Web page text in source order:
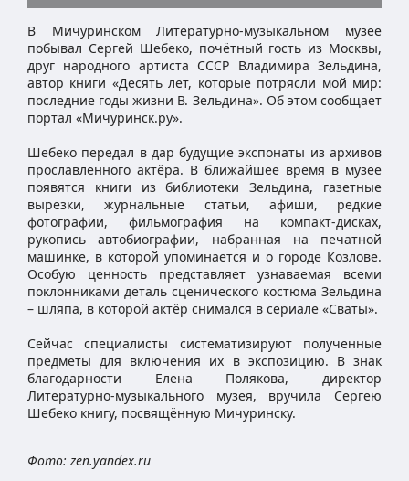
В Мичуринском Литературно-музыкальном музее
побывал Сергей Шебеко, почётный гость из Москвы,
друг народного артиста СССР Владимира Зельдина,
автор книги «Десять лет, которые потрясли мой мир:
последние годы жизни В. Зельдина». Об этом сообщает
портал «Мичуринск.ру».
Шебеко передал в дар будущие экспонаты из архивов
прославленного актёра. В ближайшее время в музее
появятся книги из библиотеки Зельдина, газетные
вырезки, журнальные статьи, афиши, редкие
фотографии, фильмография на компакт-дисках,
рукопись автобиографии, набранная на печатной
машинке, в которой упоминается и о городе Козлове.
Особую ценность представляет узнаваемая всеми
поклонниками деталь сценического костюма Зельдина
– шляпа, в которой актёр снимался в сериале «Сваты».
Сейчас специалисты систематизируют полученные
предметы для включения их в экспозицию. В знак
благодарности Елена Полякова, директор
Литературно-музыкального музея, вручила Сергею
Шебеко книгу, посвящённую Мичуринску.
Фото: zen.yandex.ru